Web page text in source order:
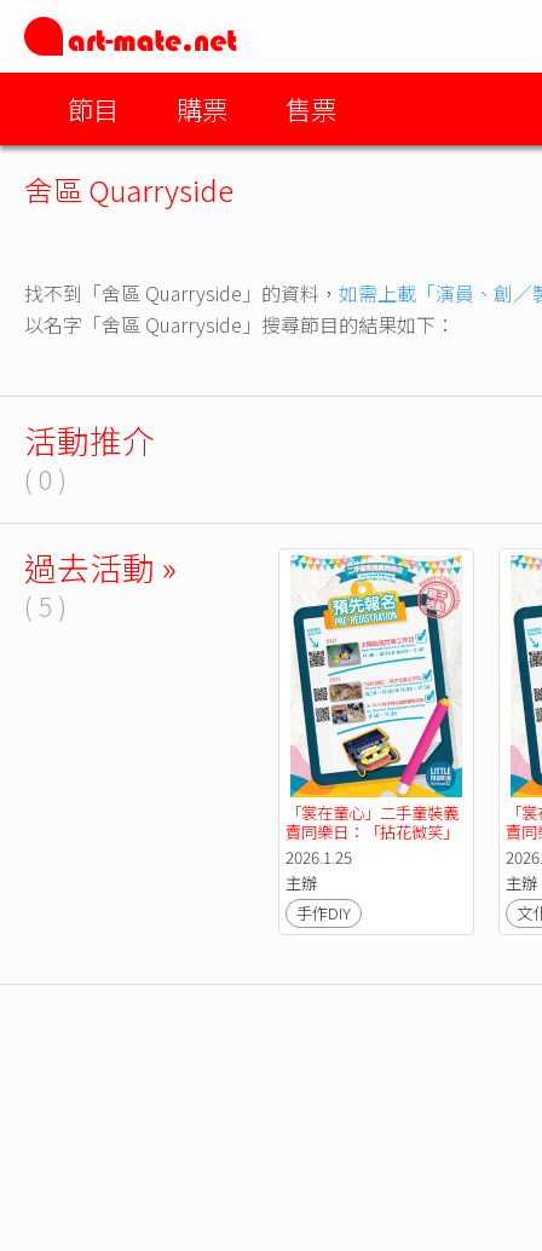
節目 購票 售票
舍區 Quarryside
找不到「舍區 Quarryside」的資料， 如需上載「演員、創／
以名字「舍區 Quarryside」搜尋節目的結果如下：
活動推介
( 0 )
過去活動 »
( 5 )
「裳在童心」二手童裝義
賣同樂日：「拈花微笑」
親子花藝工作坊
2026.1.25
主辦
手作DIY
「
賣同
自由
主辦
文